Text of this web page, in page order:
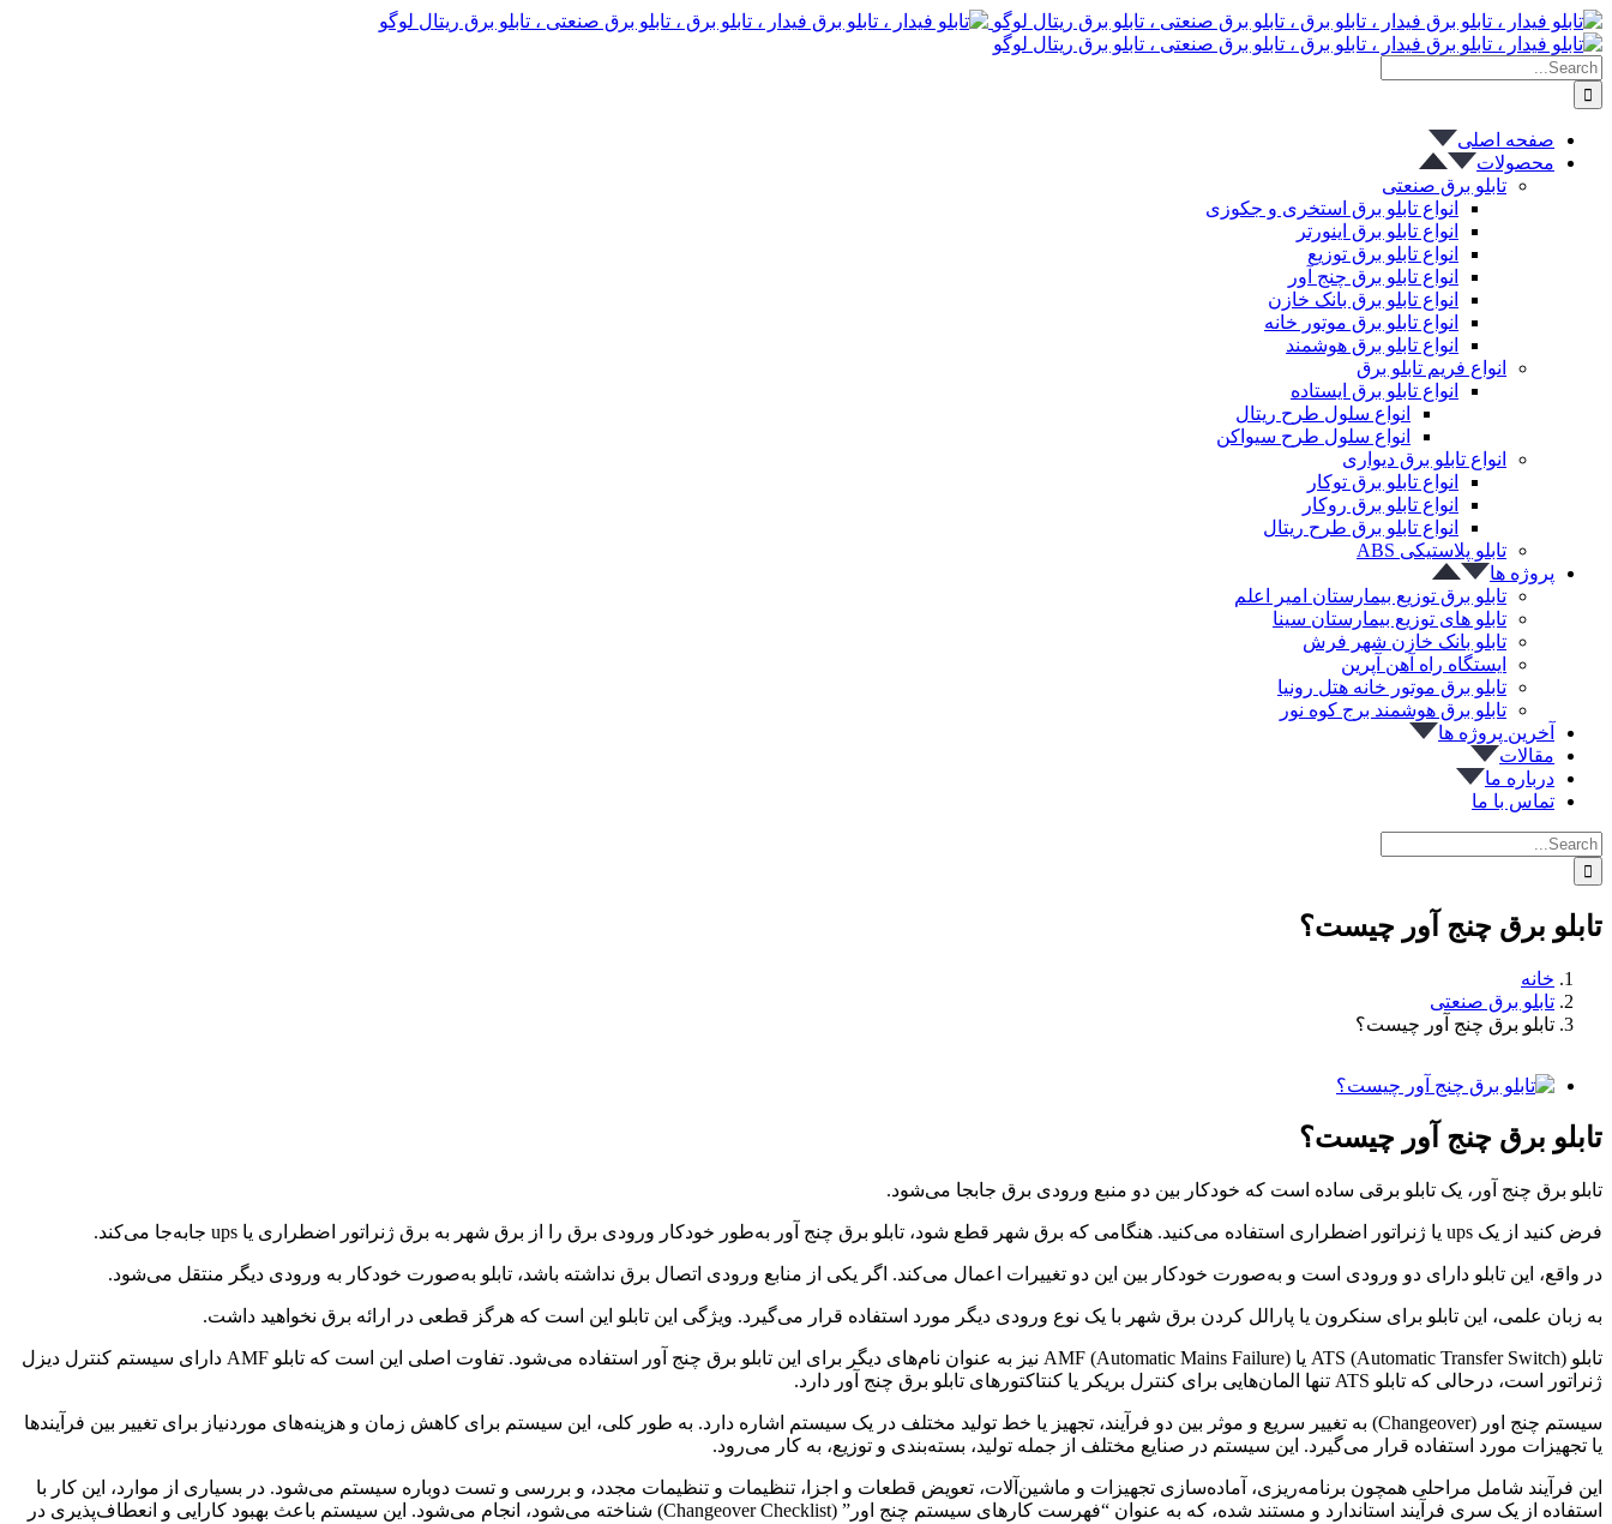
پرش
به
محتوا
Search
for:
صفحه اصلی
محصولات
تابلو برق صنعتی
انواع تابلو برق استخری و جکوزی
انواع تابلو برق اینورتر
انواع تابلو برق توزیع
انواع تابلو برق چنج آور
انواع تابلو برق بانک خازن
انواع تابلو برق موتور خانه
انواع تابلو برق هوشمند
انواع فریم تابلو برق
انواع تابلو برق ایستاده
انواع سلول طرح ریتال
انواع سلول طرح سیواکن
انواع تابلو برق دیواری
انواع تابلو برق توکار
انواع تابلو برق روکار
انواع تابلو برق طرح ریتال
تابلو پلاستیکی ABS
پروژه ها
تابلو برق توزیع بیمارستان امیر اعلم
تابلو های توزیع بیمارستان سینا
تابلو بانک خازن شهر فرش
ایستگاه راه آهن آپرین
تابلو برق موتور خانه هتل رونیا
تابلو برق هوشمند برج کوه نور
آخرین پروژه ها
مقالات
درباره ما
تماس با ما
Search
for:
تابلو برق چنج آور چیست؟
خانه
تابلو برق صنعتی
تابلو برق چنج آور چیست؟
تصویر
ببینید
تابلو برق چنج آور چیست؟
تابلو برق چنج آور، یک تابلو برقی ساده است که خودکار بین دو منبع ورودی برق جابجا می‌شود.
فرض کنید از یک ups یا ژنراتور اضطراری استفاده می‌کنید. هنگامی که برق شهر قطع شود، تابلو برق چنج آور به‌طور خودکار ورودی برق را از برق شهر به برق ژنراتور اضطراری یا ups جابه‌جا می‌کند.
در واقع، این تابلو دارای دو ورودی است و به‌صورت خودکار بین این دو تغییرات اعمال می‌کند. اگر یکی از منابع ورودی اتصال برق نداشته باشد، تابلو به‌صورت خودکار به ورودی دیگر منتقل می‌شود.
به زبان علمی، این تابلو برای سنکرون یا پارالل کردن برق شهر با یک نوع ورودی دیگر مورد استفاده قرار می‌گیرد. ویژگی این تابلو این است که هرگز قطعی در ارائه برق نخواهید داشت.
تابلو ATS (Automatic Transfer Switch) یا AMF (Automatic Mains Failure) نیز به عنوان نام‌های دیگر برای این تابلو برق چنج آور استفاده می‌شود. تفاوت اصلی این است که تابلو AMF دارای سیستم کنترل دیزل
ژنراتور است، درحالی که تابلو ATS تنها المان‌هایی برای کنترل بریکر یا کنتاکتور‌های تابلو برق چنج آور دارد.
سیستم چنج اور (Changeover) به تغییر سریع و موثر بین دو فرآیند، تجهیز یا خط تولید مختلف در یک سیستم اشاره دارد. به طور کلی، این سیستم برای کاهش زمان و هزینه‌های موردنیاز برای تغییر بین فرآیندها
یا تجهیزات مورد استفاده قرار می‌گیرد. این سیستم در صنایع مختلف از جمله تولید، بسته‌بندی و توزیع، به کار می‌رود.
این فرآیند شامل مراحلی همچون برنامه‌ریزی، آماده‌سازی تجهیزات و ماشین‌آلات، تعویض قطعات و اجزا، تنظیمات و تنظیمات مجدد، و بررسی و تست دوباره سیستم می‌شود. در بسیاری از موارد، این کار با
استفاده از یک سری فرآیند استاندارد و مستند شده، که به عنوان “فهرست کارهای سیستم چنج اور” (Changeover Checklist) شناخته می‌شود، انجام می‌شود. این سیستم باعث بهبود کارایی و انعطاف‌پذیری در